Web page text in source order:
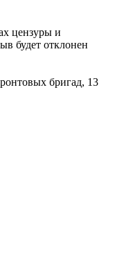
цензуры и
будет отклонен
бригад, 13